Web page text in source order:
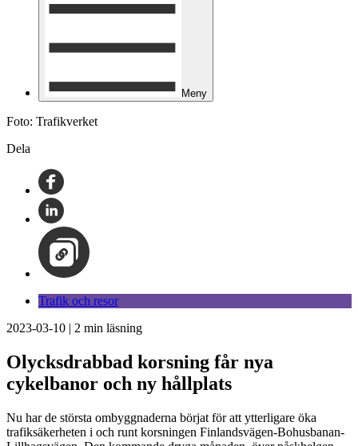
Meny
Foto: Trafikverket
Dela
Trafik och resor
2023-03-10 | 2 min läsning
Olycksdrabbad korsning får nya
cykelbanor och ny hållplats
Nu har de största ombyggnaderna börjat för att ytterligare öka
trafiksäkerheten i och runt korsningen Finlandsvägen-Bohusbanan-